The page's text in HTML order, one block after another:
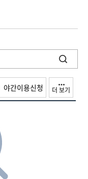
야간이용신청 더 보기